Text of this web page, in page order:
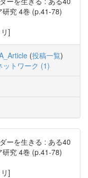
究 4巻 (p.41-78)
]
(投稿一覧)
ットワーク (1)
ーを生きる : ある40
究 4巻 (p.41-78)
]